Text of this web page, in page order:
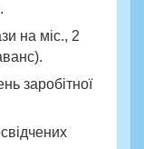
на міс., 2
заробітної